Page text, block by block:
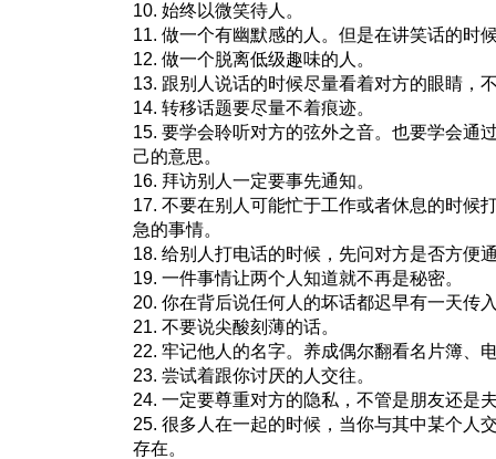
10. 始终以微笑待人。
11. 做一个有幽默感的人。但是在讲笑话的时
12. 做一个脱离低级趣味的人。
13. 跟别人说话的时候尽量看着对方的眼睛，
14. 转移话题要尽量不着痕迹。
15. 要学会聆听对方的弦外之音。也要学会通
己的意思。
16. 拜访别人一定要事先通知。
17. 不要在别人可能忙于工作或者休息的时候
急的事情。
18. 给别人打电话的时候，先问对方是否方便
19. 一件事情让两个人知道就不再是秘密。
20. 你在背后说任何人的坏话都迟早有一天传
21. 不要说尖酸刻薄的话。
22. 牢记他人的名字。养成偶尔翻看名片簿、
23. 尝试着跟你讨厌的人交往。
24. 一定要尊重对方的隐私，不管是朋友还是
25. 很多人在一起的时候，当你与其中某个人
存在。